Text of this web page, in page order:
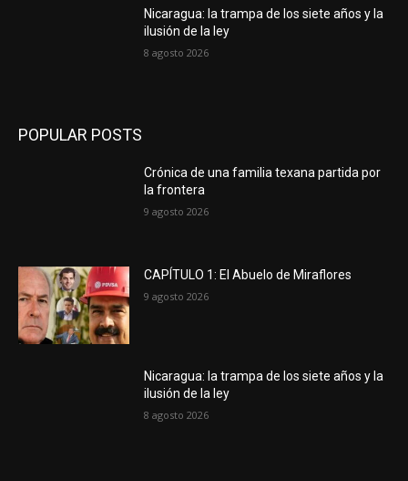
Nicaragua: la trampa de los siete años y la
ilusión de la ley
8 agosto 2026
POPULAR POSTS
Crónica de una familia texana partida por
la frontera
9 agosto 2026
CAPÍTULO 1: El Abuelo de Miraflores
9 agosto 2026
Nicaragua: la trampa de los siete años y la
ilusión de la ley
8 agosto 2026